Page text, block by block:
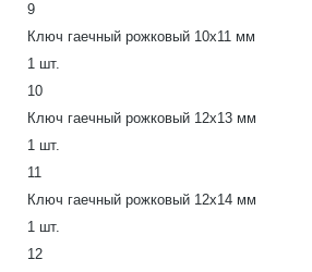
9
Ключ гаечный рожковый 10х11 мм
1 шт.
10
Ключ гаечный рожковый 12х13 мм
1 шт.
11
Ключ гаечный рожковый 12х14 мм
1 шт.
12